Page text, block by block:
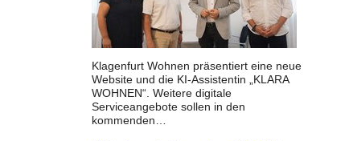
Klagenfurt Wohnen präsentiert eine neue
Website und die KI-Assistentin „KLARA
WOHNEN“. Weitere digitale
Serviceangebote sollen in den
kommenden…